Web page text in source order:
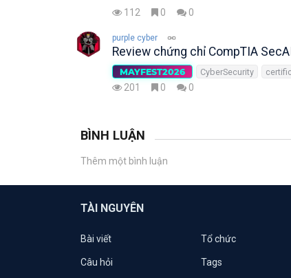
112 0 0
purple cyber
Review chứng chỉ CompTIA
MAYFEST2026 CyberSecurity
201 0 0
BÌNH LUẬN
Thêm một bình luận
TÀI NGUYÊN
Bài viết Tổ chức
Câu hỏi Tags